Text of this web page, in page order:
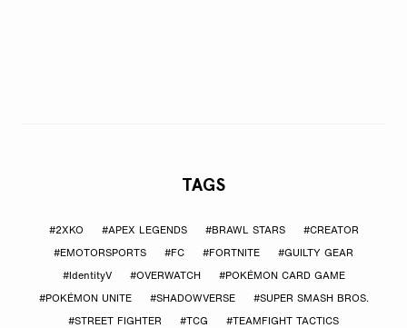
TAGS
#2XKO #APEX LEGENDS #BRAWL STARS #CREATOR
#EMOTORSPORTS #FC #FORTNITE #GUILTY GEAR
#IdentityV #OVERWATCH #POKÉMON CARD GAME
#POKÉMON UNITE #SHADOWVERSE #SUPER SMASH BROS.
#STREET FIGHTER #TCG #TEAMFIGHT TACTICS